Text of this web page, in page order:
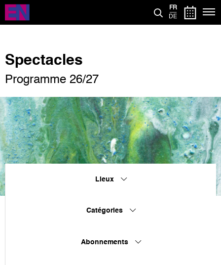
Aller
contenu
FR
DE
Spectacles
Programme 26/27
Lieux
Catégories
Abonnements